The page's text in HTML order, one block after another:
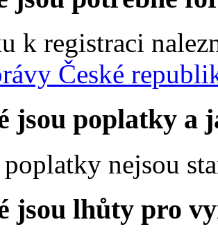
k registraci
České
jsou poplatky a
nejsou
jsou lhůty pro